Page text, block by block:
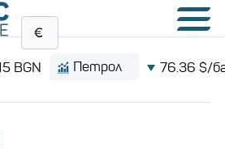
Петрол 76.36 $/барел